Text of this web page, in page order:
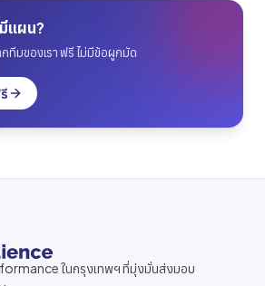
แผน?
ทีมของเรา ฟรี ไม่มีข้อผูกมัด
ในกรุงเทพฯ ที่มุ่งมั่นส่งมอบ